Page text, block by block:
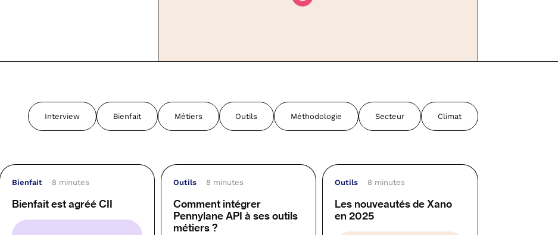
Interview Bienfait Métiers Outils Méthodologie Secteur Climat
Bienfait 8 minutes
Bienfait est agréé CII
Outils 8 minutes
Comment intégrer
Pennylane API à ses outils
métiers ?
Outils 8 minutes
Les nouveautés de Xano
en 2025